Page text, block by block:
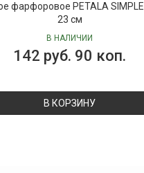
фарфоровое PETALA
23 см
В НАЛИЧИИ
142 руб. 90 коп.
В КОРЗИНУ